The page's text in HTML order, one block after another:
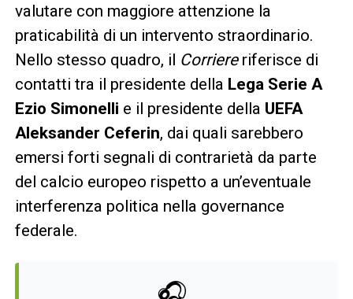
valutare con maggiore attenzione la
praticabilità di un intervento straordinario.
Nello stesso quadro, il Corriereriferisce di
contatti tra il presidente della Lega Serie A
Ezio Simonelli e il presidente della UEFA
Aleksander Ceferin, dai quali sarebbero
emersi forti segnali di contrarietà da parte
del calcio europeo rispetto a un’eventuale
interferenza politica nella governance
federale.